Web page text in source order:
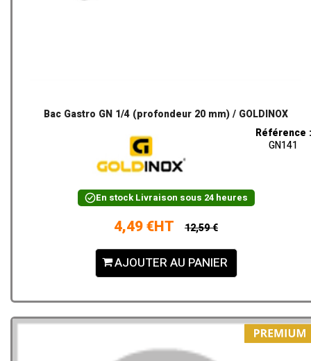
Bac Gastro GN 1/4 (profondeur 20 mm) / GOLDINOX
Référence :
GN141
En stockLivraison sous 24 heures
4,49 €HT 12,59 €
AJOUTER AU PANIER